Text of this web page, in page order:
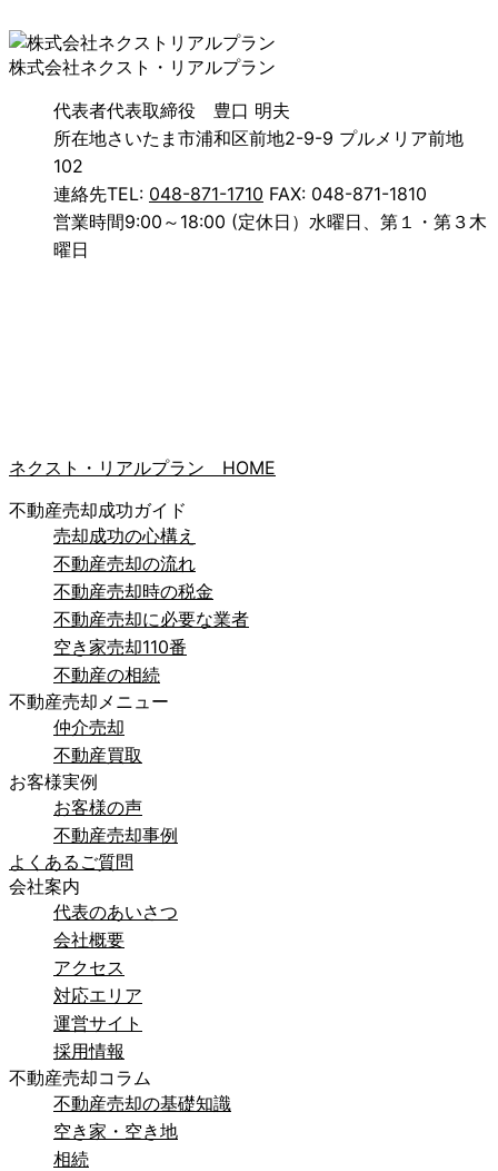
株式会社ネクスト・リアルプラン
代表者代表取締役 豊口 明夫
所在地さいたま市浦和区前地2-9-9 プルメリア前地
102
連絡先TEL: 048-871-1710 FAX: 048-871-1810
営業時間9:00～18:00 (定休日）水曜日、第１・第３木
曜日
ネクスト・リアルプラン HOME
不動産売却成功ガイド
売却成功の心構え
不動産売却の流れ
不動産売却時の税金
不動産売却に必要な業者
空き家売却110番
不動産の相続
不動産売却メニュー
仲介売却
不動産買取
お客様実例
お客様の声
不動産売却事例
よくあるご質問
会社案内
代表のあいさつ
会社概要
アクセス
対応エリア
運営サイト
採用情報
不動産売却コラム
不動産売却の基礎知識
空き家・空き地
相続